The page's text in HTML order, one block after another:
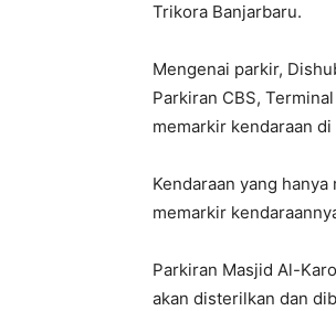
Trikora Banjarbaru.
Mengenai parkir,
Parkiran CBS,
memarkir kendaraan
Kendaraan yang
memarkir
Parkiran Masjid Al-
akan disterilkan dan